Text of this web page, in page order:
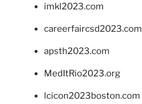
imkl2023.com
careerfaircsd2023.com
apsth2023.com
MedItRio2023.org
lcicon2023boston.com